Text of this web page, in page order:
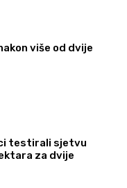
više od dvije
testirali sjetvu
za dvije